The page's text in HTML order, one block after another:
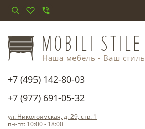
Наша мебель - Ваш стиль
+7 (495) 142-80-03
+7 (977) 691-05-32
ул. Николоямская, д. 29, стр. 1
пн-пт: 10:00 - 18:00